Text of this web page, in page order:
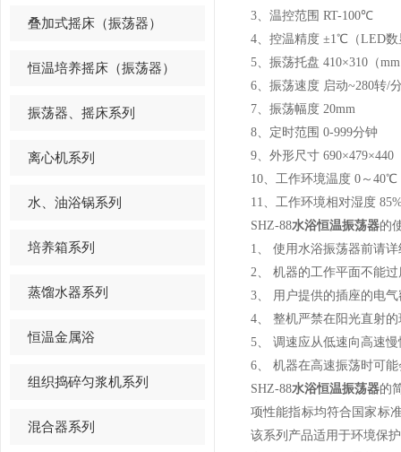
叠加式摇床（振荡器）
恒温培养摇床（振荡器）
振荡器、摇床系列
离心机系列
水、油浴锅系列
培养箱系列
蒸馏水器系列
恒温金属浴
组织捣碎匀浆机系列
混合器系列
3、温控范围 RT-100℃
4、控温精度 ±1℃（LED数
5、振荡托盘 410×310（
6、振荡速度 启动~280转/
7、振荡幅度 20mm
8、定时范围 0-999分钟
9、外形尺寸 690×479×440
10、工作环境温度 0～40℃
11、工作环境相对湿度
SHZ-88水浴恒温振荡器的
1、 使用水浴振荡器前请
2、 机器的工作平面不能
3、 用户提供的插座的电
4、 整机严禁在阳光直射
5、 调速应从低速向高速
6、 机器在高速振荡时可
SHZ-88水浴恒温振荡器的
项性能指标均符合国家标
该系列产品适用于环境保